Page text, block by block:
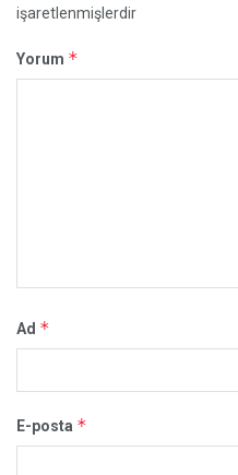
işaretlenmişlerdir
Yorum *
Ad *
E-posta *